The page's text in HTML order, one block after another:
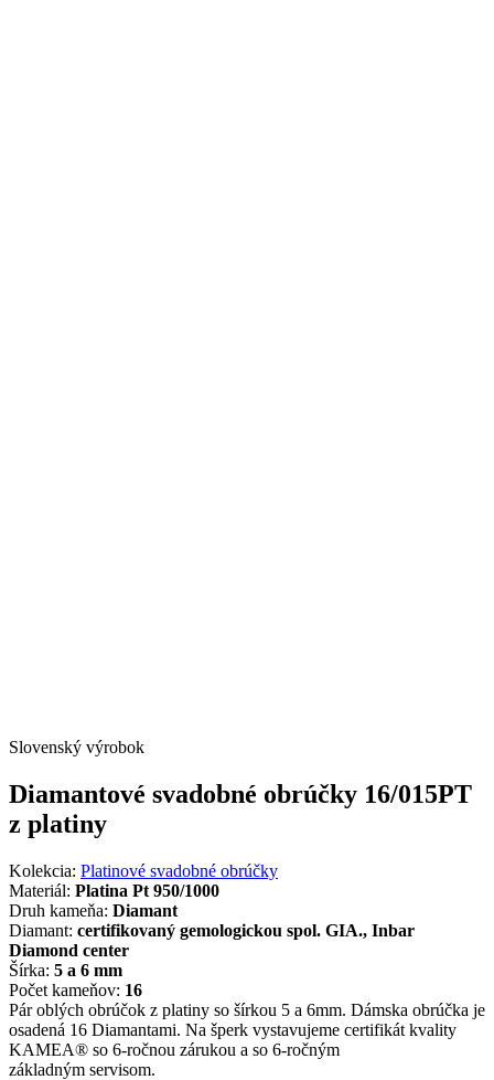
Slovenský výrobok
Diamantové svadobné obrúčky 16/015PT
z platiny
Kolekcia: Platinové svadobné obrúčky
Materiál: Platina Pt 950/1000
Druh kameňa: Diamant
Diamant: certifikovaný gemologickou spol. GIA., Inbar
Diamond center
Šírka: 5 a 6 mm
Počet kameňov: 16
Pár oblých obrúčok z platiny so šírkou 5 a 6mm. Dámska obrúčka je
osadená 16 Diamantami. Na šperk vystavujeme certifikát kvality
KAMEA® so 6-ročnou zárukou a so 6-ročným
základným servisom.